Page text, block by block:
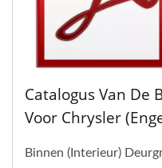
Catalogus Van De
Voor Chrysler
Binnen (Interieur)